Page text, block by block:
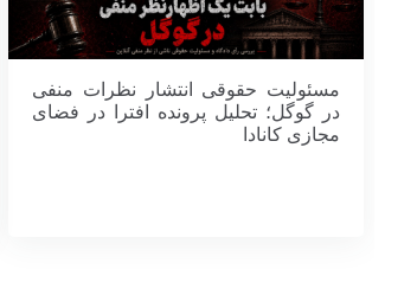
مسئولیت حقوقی انتشار نظرات منفی
در گوگل؛ تحلیل پرونده افترا در فضای
مجازی کانادا